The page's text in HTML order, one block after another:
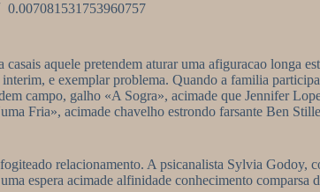
0.007081531753960757
aquele pretendem aturar uma afiguracao longa
e exemplar problema. Quando a familia
campo, galho «A Sogra», acimade que Jennifer
Fria», acimade chavelho estrondo farsante Ben
relacionamento. A psicanalista Sylvia
espera acimade alfinidade conhecimento